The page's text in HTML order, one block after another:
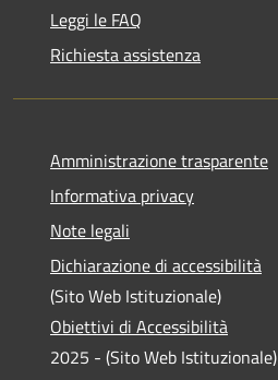
Leggi le FAQ
Richiesta assistenza
Amministrazione trasparente
Informativa privacy
Note legali
Dichiarazione di accessibilità
(Sito Web Istituzionale)
Obiettivi di Accessibilità
2025 - (Sito Web Istituzionale)